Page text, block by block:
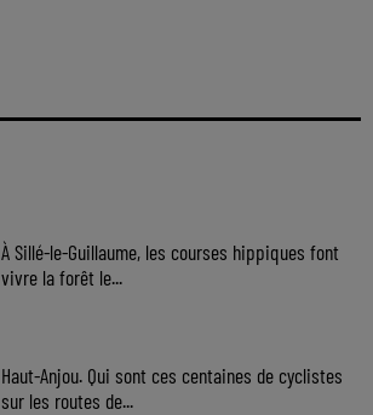
À Sillé-le-Guillaume, les courses hippiques font
vivre la forêt le...
Haut-Anjou. Qui sont ces centaines de cyclistes
sur les routes de...